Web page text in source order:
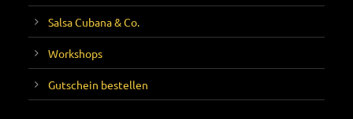
Salsa Cubana & Co.
Workshops
Gutschein bestellen